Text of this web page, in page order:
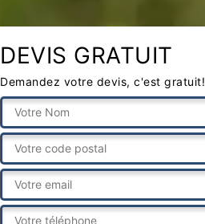
DEVIS GRATUIT
Demandez votre devis, c'est gratuit!